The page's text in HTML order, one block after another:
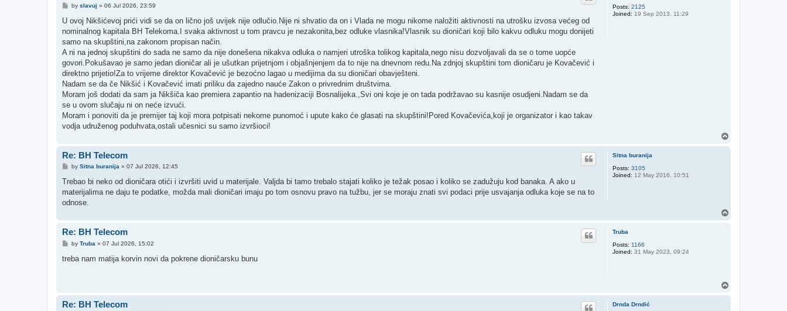
Posts: 2125
Joined: 19 Sep 2013, 11:29
P
s
by slavuj » 06 Jul 2026, 23:59
U ovoj Nikšićevoj prići vidi se da on lično još uvijek nije odlučio.Nije ni shvatio da on i Vlada ne mogu nikome naložiti aktivnosti na utrošku izvosa većeg od
nominalnog kapitala BH Telekoma.I svaka aktivnost u tom pravcu je nezakonita,bez odluke vlasnika!Vlasnik su dioničari koji bilo kakvu odluku mogu donijeti
samo na skupštini,na zakonom propisan način.
A ni na jednoj skupštini do sada ne samo da nije donešena nikakva odluka o namjeri utroška tolikog kapitala,nego nisu dozvoljavali da se o tome uopće
govori.Pokušavao je samo jedan dioničar ali je ušutkan prijetnjom i objašnjenjem da to nije na dnevnom redu.Na zdnjoj skupštini tom dioničaru je Kovačević i
direktno prijetio!Za to vrijeme direktor Kovačević je bezoćno lagao u medijima da su dioničari obavješteni.
Nadam se da če Nikšić i Kovačević imati priliku da zajedno nauće Zakon o privrednim društvima.
Moram još dodati da sam ja Nikšiča kao premiera zapantio na hadenizaciji Bosnalijeka.,Svi oni koje je on tada podržavao su kasnije osudjeni.Nadam se da
se u ovom slučaju ni on neće izvući.
Moram i ponoviti da je premijer taj koji mora potpisati nekome punomoć i upute kako će glasati na skupštini!Pored Kovačevića,koji je organizator i kao takav
vodja udruženog poduhvata,ostali učesnici su samo izvršioci!
Sitna buranija
Posts: 3105
Joined: 12 May 2016, 10:51
Re: BH Telecom
P
s
by Sitna buranija» 07 Jul 2026, 12:45
Trebao bi neko od dioničara otići i izvršiti uvid u materijale. Valjda bi tamo trebalo stajati koliko je težak posao i koliko se zadužuju kod banaka. A ako u
materijalima ne daju te podatke, možda mali dioničari imaju po tom osnovu pravo na tužbu, jer se moraju znati svi podaci prije usvajanja odluka koje se na to
odnose.
Truba
Posts: 1166
Joined: 31 May 2023, 09:24
Re: BH Telecom
P
s
by Truba » 07 Jul 2026, 15:02
treba nam matija korvin novi da pokrene dioničarsku bunu
Drnda Drndić
Re: BH Telecom